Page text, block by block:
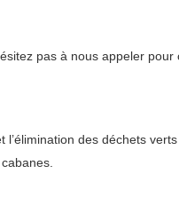
pas à nous appeler pour
des déchets verts